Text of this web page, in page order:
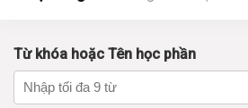
Từ khóa hoặc Tên học phần